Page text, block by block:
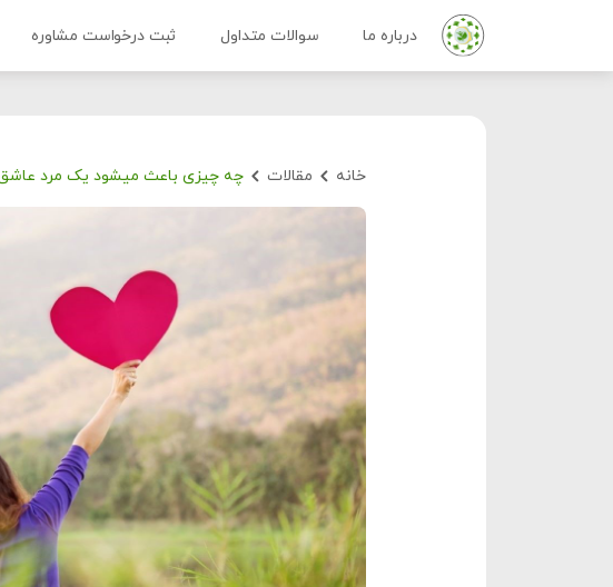
درباره ما سوالات متداول ثبت درخواست مشاوره
خانه مقالات چه چیزی باعث میشود یک مرد عاشق شود؟ (10 دلیل